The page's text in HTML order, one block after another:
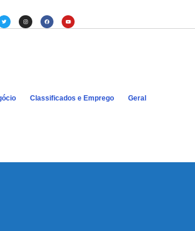
Classificados e Emprego Geral